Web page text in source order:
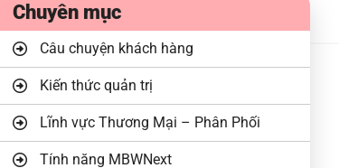
Chuyên mục
Câu chuyện khách hàng
Kiến thức quản trị
Lĩnh vực Thương Mại – Phân Phối
Tính năng MBWNext